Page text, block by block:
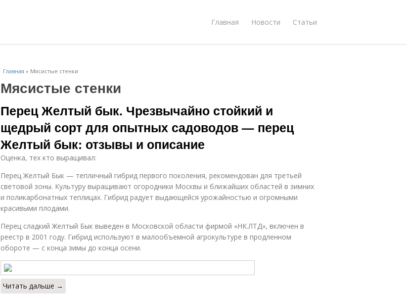
Главная Новости Статьи
Главная » Мясистые стенки
Мясистые стенки
Перец Желтый бык. Чрезвычайно стойкий и
щедрый сорт для опытных садоводов — перец
Желтый бык: отзывы и описание
Оценка, тех кто выращивал:
Перец Желтый Бык — тепличный гибрид первого поколения, рекомендован для третьей
световой зоны. Культуру выращивают огородники Москвы и ближайших областей в зимних
и поликарбонатных теплицах. Гибрид радует выдающейся урожайностью и огромными
красивыми плодами.
Перец сладкий Желтый Бык выведен в Московской области фирмой «НК.ЛТД», включен в
реестр в 2001 году. Гибрид используют в малообъемной агрокультуре в продленном
обороте — с конца зимы до конца осени.
Читать дальше →